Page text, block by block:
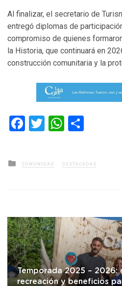
Al finalizar, el secretario de
entregó diplomas de
compromiso de quienes
la Historia, que continuará en
construcción comunitaria y la
Facebook
Twitter
Posted
in
COMUNIDAD DESTACADAS
Temporada 2025 – 2026:
recreación y beneficios